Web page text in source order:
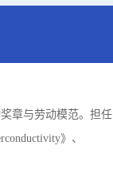
章与劳动模范。担任
》、